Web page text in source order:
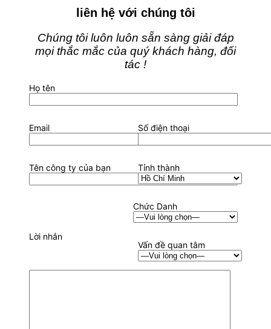
liên hệ với chúng tôi
Chúng tôi luôn luôn sẵn sàng giải đáp
mọi thắc mắc của quý khách hàng, đối
tác !
Họ tên
Email Số điện thoại
Tên công ty của bạn Tỉnh thành
Chức Danh
Vấn đề quan tâm
Lời nhắn